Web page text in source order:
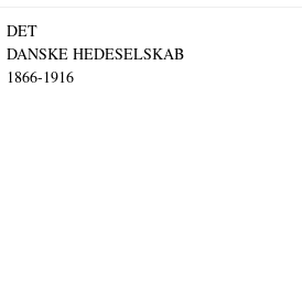
DET
DANSKE HEDESELSKAB
1866-1916